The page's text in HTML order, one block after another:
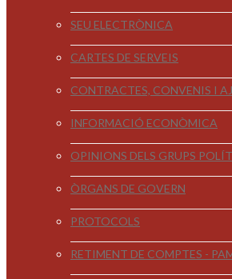
SEU ELECTRÒNICA
CARTES DE SERVEIS
CONTRACTES, CONVENIS I
INFORMACIÓ ECONÒMICA
OPINIONS DELS GRUPS
ÒRGANS DE GOVERN
PROTOCOLS
RETIMENT DE COMPTES -